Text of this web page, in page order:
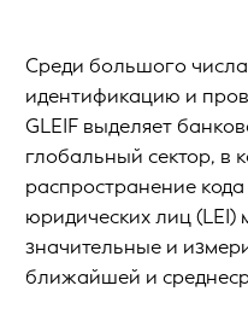
Среди большого
идентификацию и
GLEIF выделяет
глобальный сектор, в
распространение
юридических лиц (LEI)
значительные и
ближайшей и